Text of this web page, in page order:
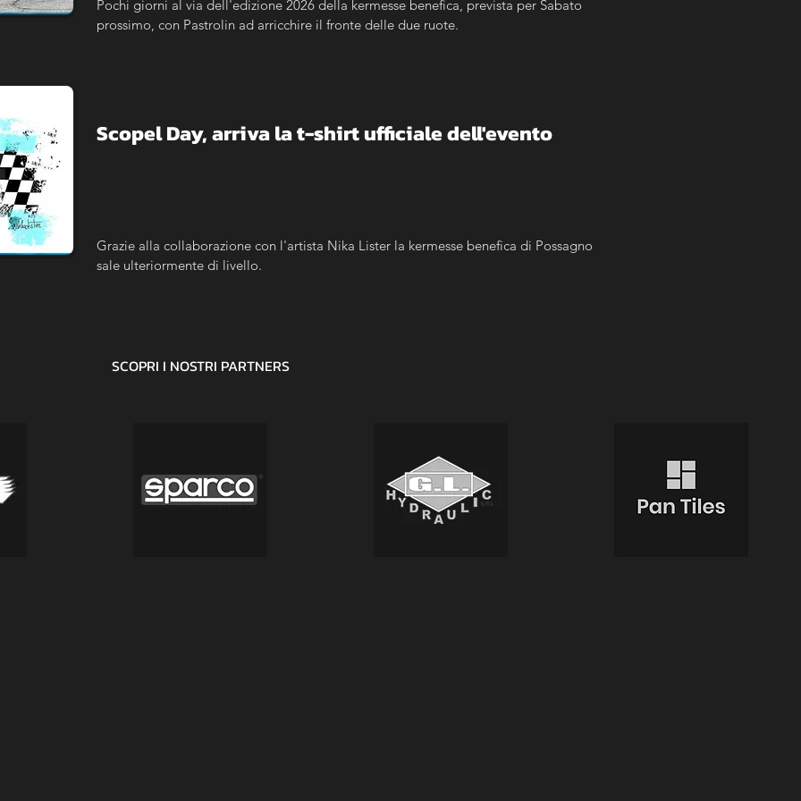
Pochi giorni al via dell'edizione 2026 della kermesse benefica, prevista per Sabato
prossimo, con Pastrolin ad arricchire il fronte delle due ruote.
Scopel Day, arriva la t-shirt ufficiale dell'evento
Grazie alla collaborazione con l'artista Nika Lister la kermesse benefica di Possagno
sale ulteriormente di livello.
SCOPRI I NOSTRI PARTNERS